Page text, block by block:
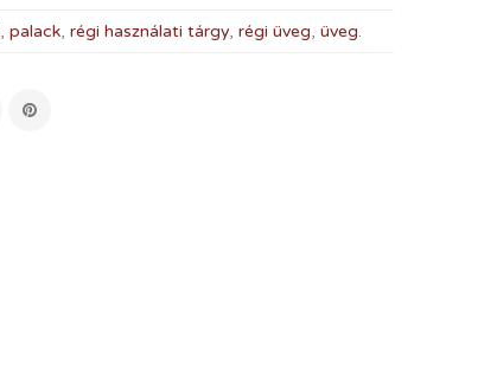
,palack,régi használati tárgy,régi üveg,üveg.